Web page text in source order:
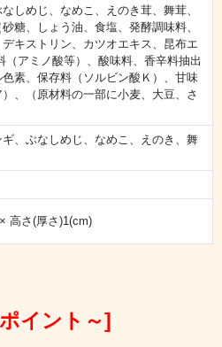
の具材、うどんやお蕎麦のトッピング
ください。
しめじ、なめこ、えのき茸、舞茸、
糖、しょう油、食塩、発酵調味料、
キストリン、カツオエキス、昆布エ
（アミノ酸等）、酸味料、香辛料抽出
素、保存料（ソルビン酸Ｋ）、甘味
、（原材料の一部に小麦、大豆、さ
、ぶなしめじ、なめこ、えのき、舞
高さ(厚さ)1(cm)
イント～]